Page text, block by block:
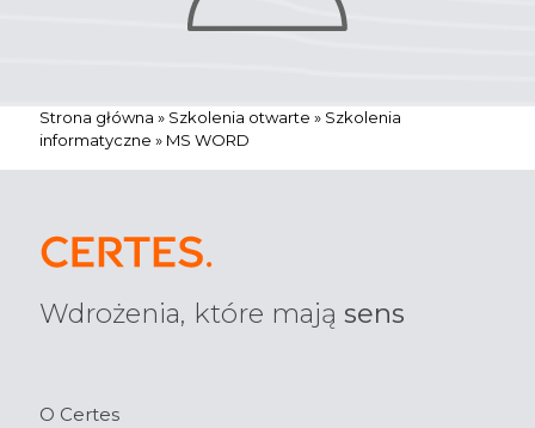
Strona główna » Szkolenia otwarte » Szkolenia
informatyczne » MS WORD
Wdrożenia, które mają sens
O Certes